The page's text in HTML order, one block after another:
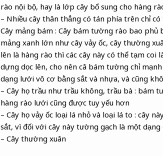
rào nội bộ, hay là lớp cây bổ sung cho hàng
– Nhiều cây thân thẳng có tán phía trên chỉ
Cây mảng bám : Cây bám tường rào bao
mảng xanh lớn như cây vảy ốc, cây thường
lên là hàng rào thì các cây này có thể tạm
dựng dọc lên, cho nên câ bám tường chỉ
dạng lưới vô cơ bằng sắt và nhựa, và cũng
– Cây họ trầu như trầu không, trầu bà : bám
hàng rào lưới cũng được tuy yếu hơn
– Cây họ vảy ốc loại lá nhỏ và loại lá to : cây
sắt, vì đối với cây này tường gạch là một dạng
– Cây thường xuân